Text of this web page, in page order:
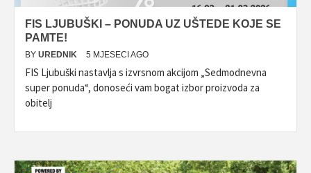
FIS LJUBUŠKI – PONUDA UZ UŠTEDE KOJE SE
PAMTE!
BY UREDNIK 5 MJESECI AGO
FIS Ljubuški nastavlja s izvrsnom akcijom „Sedmodnevna
super ponuda“, donoseći vam bogat izbor proizvoda za
obitelj